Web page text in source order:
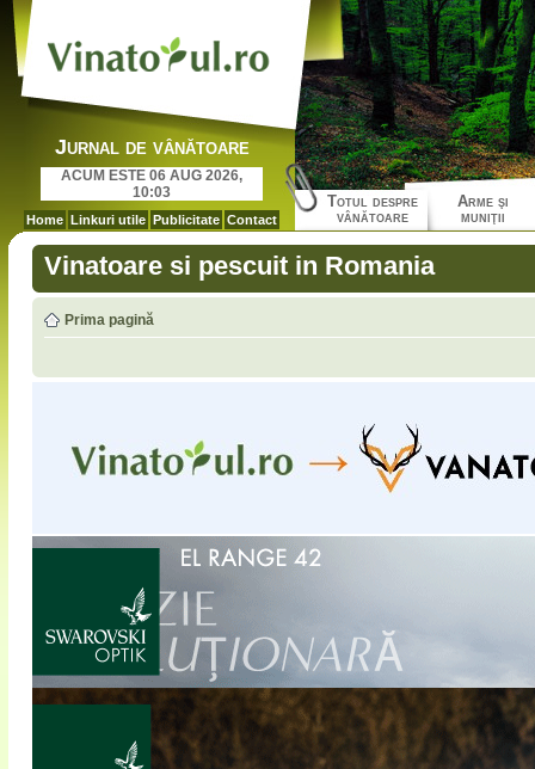
Jurnal de vânătoare
ACUM ESTE 06 AUG 2026,
10:03
Home Linkuri utile Publicitate Contact
Totul despre
vânătoare
Arme şi
muniţii
Vinatoare si pescuit in Romania
Prima pagină